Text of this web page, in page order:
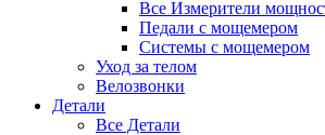
Все Измерители
Педали с мощемером
Системы с мощемером
Уход за телом
Велозвонки
Детали
Все Детали